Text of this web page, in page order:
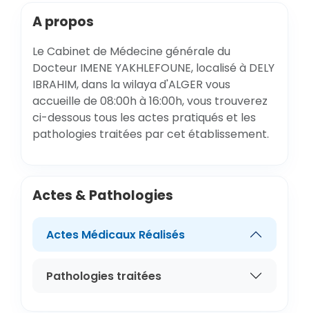
A propos
Le Cabinet de Médecine générale du
Docteur IMENE YAKHLEFOUNE, localisé à DELY
IBRAHIM, dans la wilaya d'ALGER vous
accueille de 08:00h à 16:00h, vous trouverez
ci-dessous tous les actes pratiqués et les
pathologies traitées par cet établissement.
Actes & Pathologies
Actes Médicaux Réalisés
Pathologies traitées